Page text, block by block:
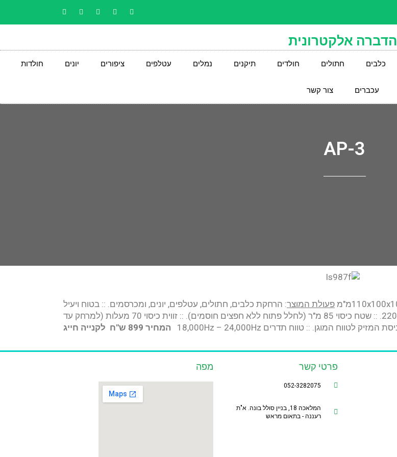
הדברה אלקטרונית
כלבים חתולים חולדים תיקנים נמלים עטלפים ציפורים יונים חולדות
עכברים צור קשר
AP-3
פעולת המוצר: הרחקת כלבים, חתולים, עטלפים, יונים, ומכרסמים. :: בטוח ויעיל
ללא רעלים וכימיקלים. :: הפעלה ע"י בטריה9v x2 או חיבור לשקע 220v. :: שטח כיסוי 85 מ"ר (לחלל פתוח ללא חפצים חוסמים). :: זווית כיסוי 70 מעלות (למרחק עד
המחיר 899 ש"ח לקנייה חייג
פרטי קשר
052-3282075
המלאכה 18, בניין סולל בונה. א"ת
רעננה - בתאום מראש
מפה